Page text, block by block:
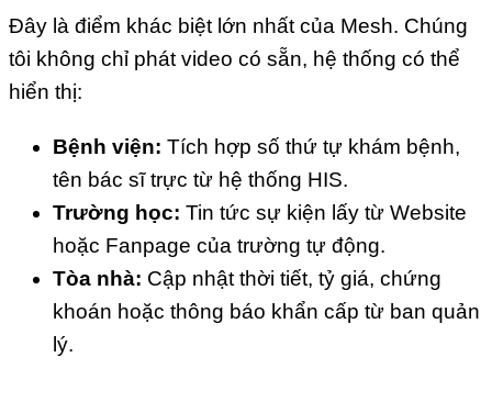
Đây là điểm khác biệt lớn nhất của Mesh. Chúng
tôi không chỉ phát video có sẵn, hệ thống có thể
hiển thị:
Bệnh viện: Tích hợp số thứ tự khám bệnh,
tên bác sĩ trực từ hệ thống HIS.
Trường học: Tin tức sự kiện lấy từ Website
hoặc Fanpage của trường tự động.
Tòa nhà: Cập nhật thời tiết, tỷ giá, chứng
khoán hoặc thông báo khẩn cấp từ ban quản
lý.